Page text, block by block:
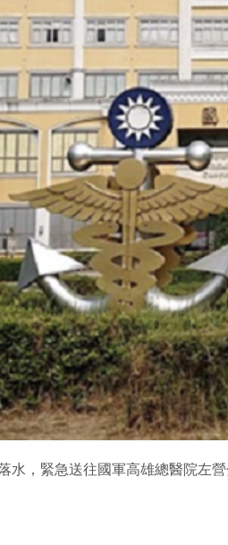
，緊急送往國軍高雄總醫院左營